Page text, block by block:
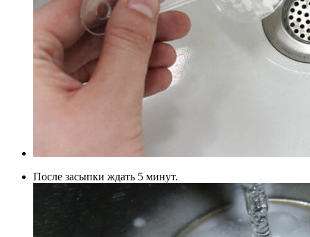
После засыпки ждать 5 минут.